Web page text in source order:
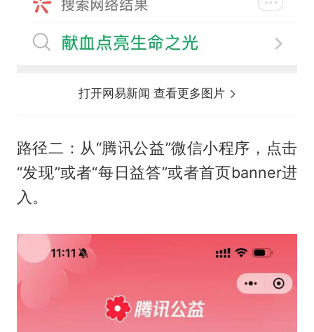
打开网易新闻 查看更多图片
路径二：从“腾讯公益”微信小程序，点击
“发现”或者“每日益答”或者首页banner进
入。